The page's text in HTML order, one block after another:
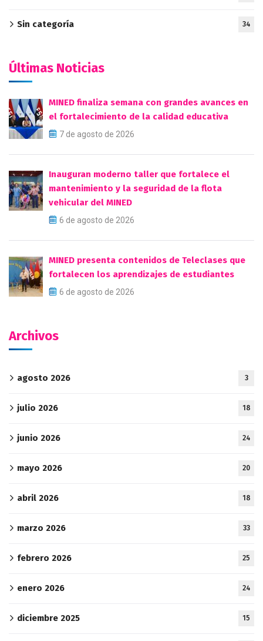
Sin categoría 34
Últimas Noticias
MINED finaliza semana con grandes avances en
el fortalecimiento de la calidad educativa
7 de agosto de 2026
Inauguran moderno taller que fortalece el
mantenimiento y la seguridad de la flota
vehicular del MINED
6 de agosto de 2026
MINED presenta contenidos de Teleclases que
fortalecen los aprendizajes de estudiantes
6 de agosto de 2026
Archivos
agosto 2026 3
julio 2026 18
junio 2026 24
mayo 2026 20
abril 2026 18
marzo 2026 33
febrero 2026 25
enero 2026 24
diciembre 2025 15